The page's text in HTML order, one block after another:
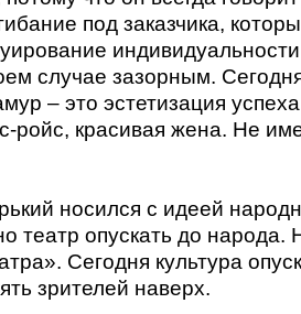
под заказчика,
случае зазорным.
– это эстетизация
ройс, красивая жена. Не
носился с идеей
театр опускать до народа.
Сегодня культура
зрителей наверх.